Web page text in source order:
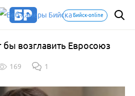
Бийск-online
возглавить Евросоюз
169 1